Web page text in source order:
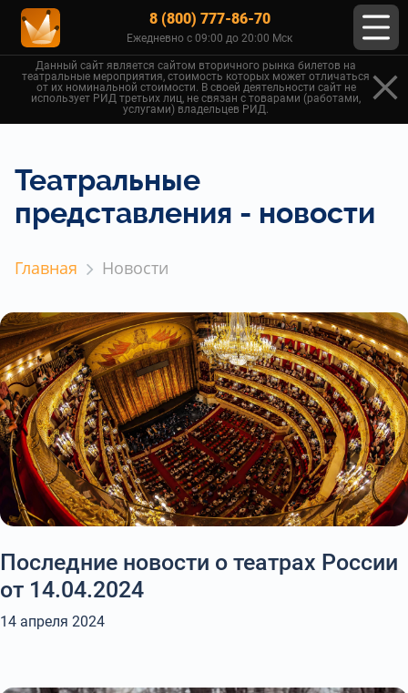
8 (800) 777-86-70
Ежедневно с 09:00 до 20:00 Мск
Данный сайт является сайтом вторичного рынка билетов на
театральные мероприятия, стоимость которых может отличаться
от их номинальной стоимости. В своей деятельности сайт не
использует РИД третьих лиц, не связан с товарами (работами,
услугами) владельцев РИД.
Театральные
представления - новости
Главная Новости
Последние новости о театрах России
от 14.04.2024
14 апреля 2024